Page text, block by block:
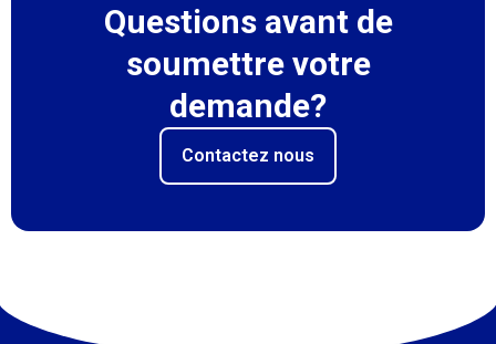
Questions avant de
soumettre votre
demande?
Contactez nous